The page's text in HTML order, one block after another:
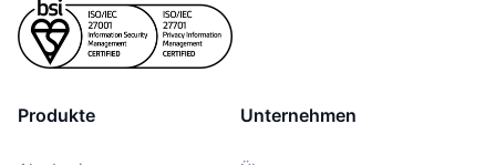
Produkte Unternehmen